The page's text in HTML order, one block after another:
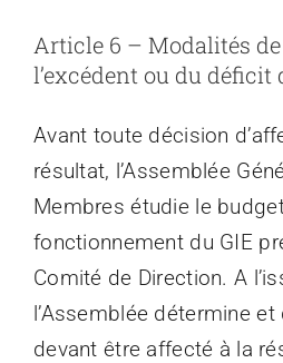
Article 6 – Modalités
l’excédent ou du déficit
Avant toute décision
résultat, l’Assemblée
Membres étudie le
fonctionnement du GIE
Comité de Direction. A
l’Assemblée détermine
devant être affecté à la